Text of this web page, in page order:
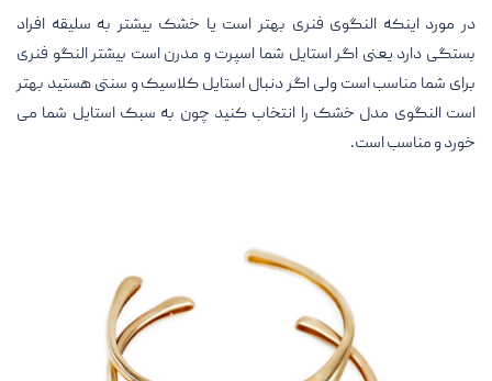
در مورد اینکه النگوی فنری بهتر است یا خشک بیشتر به سلیقه افراد
بستگی دارد یعنی اگر استایل شما اسپرت و مدرن است بیشتر النگو فنری
برای شما مناسب است ولی اگر دنبال استایل کلاسیک و سنتی هستید بهتر
است النگوی مدل خشک را انتخاب کنید چون به سبک استایل شما می
خورد و مناسب است.